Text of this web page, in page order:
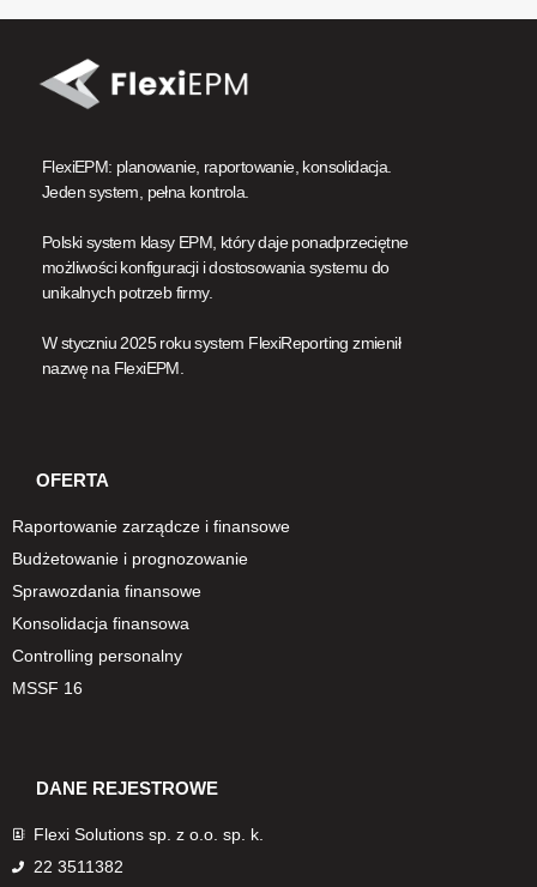
FlexiEPM: planowanie, raportowanie, konsolidacja.
Jeden system, pełna kontrola.
Polski system klasy EPM, który daje ponadprzeciętne
możliwości konfiguracji i dostosowania systemu do
unikalnych potrzeb firmy.
W styczniu 2025 roku system FlexiReporting zmienił
nazwę na FlexiEPM.
OFERTA
Raportowanie zarządcze i finansowe
Budżetowanie i prognozowanie
Sprawozdania finansowe
Konsolidacja finansowa
Controlling personalny
MSSF 16
DANE REJESTROWE
Flexi Solutions sp. z o.o. sp. k.
22 3511382